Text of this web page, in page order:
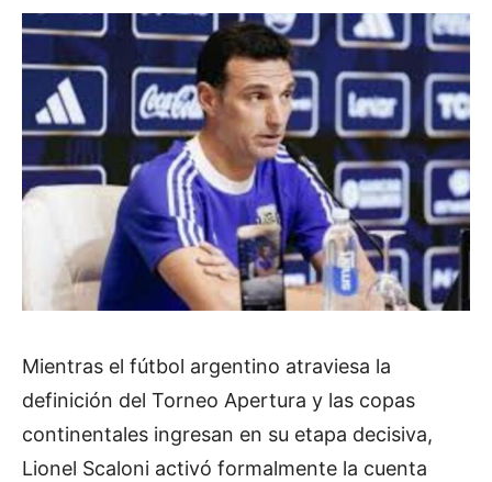
Mientras el fútbol argentino atraviesa la
definición del Torneo Apertura y las copas
continentales ingresan en su etapa decisiva,
Lionel Scaloni activó formalmente la cuenta